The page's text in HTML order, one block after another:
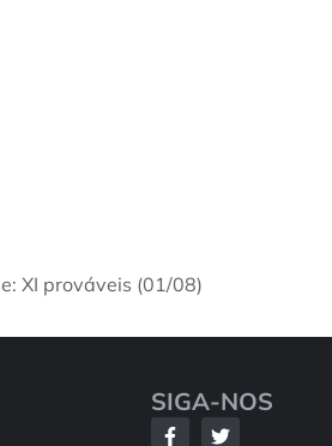
XI prováveis (01/08)
SIGA-NOS